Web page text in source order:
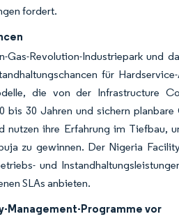
fordert.
Revolution-Industriepark und
für
die von der Infrastructure
30 Jahren und sichern
ihre Erfahrung im Tiefbau,
zu gewinnen. Der Nigeria
und
SLAs anbieten.
Management-Programme vor